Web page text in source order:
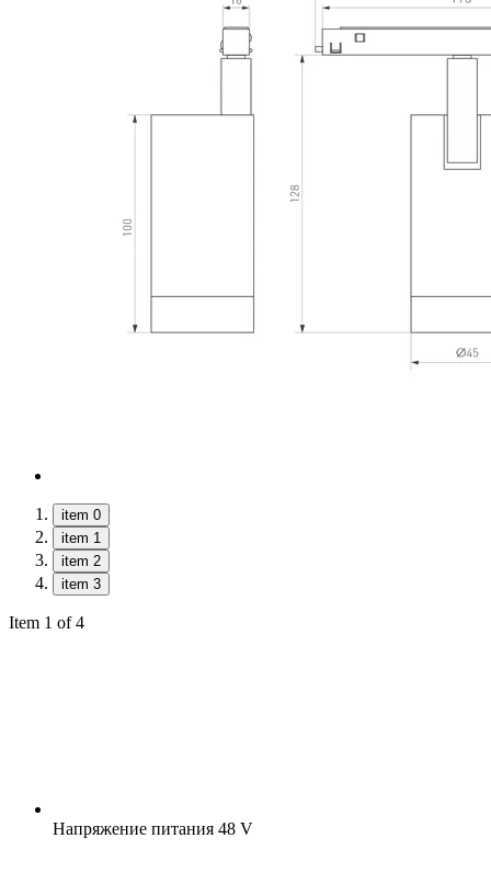
item 0
item 1
item 2
item 3
Item 1 of 4
Напряжение питания 48 V